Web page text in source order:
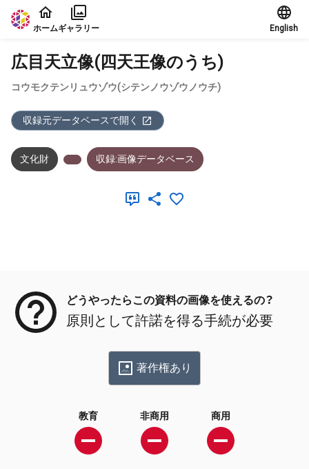
本文に飛ぶ
ホームギャラリー English
広目天立像(四天王像のうち)
コウモクテンリュウゾウ(シテンノウゾウノウチ)
収録元データベースで開く
文化財 収録:画像データベース
どうやったらこの資料の画像を使えるの？
原則として許諾を得る手続が必要
著作権あり
教育 非商用 商用